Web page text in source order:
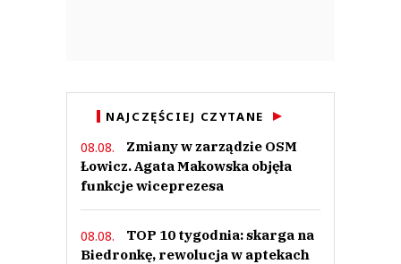
NAJCZĘŚCIEJ CZYTANE
08.08.
Zmiany w zarządzie OSM
Łowicz. Agata Makowska objęła
funkcje wiceprezesa
08.08.
TOP 10 tygodnia: skarga na
Biedronkę, rewolucja w aptekach